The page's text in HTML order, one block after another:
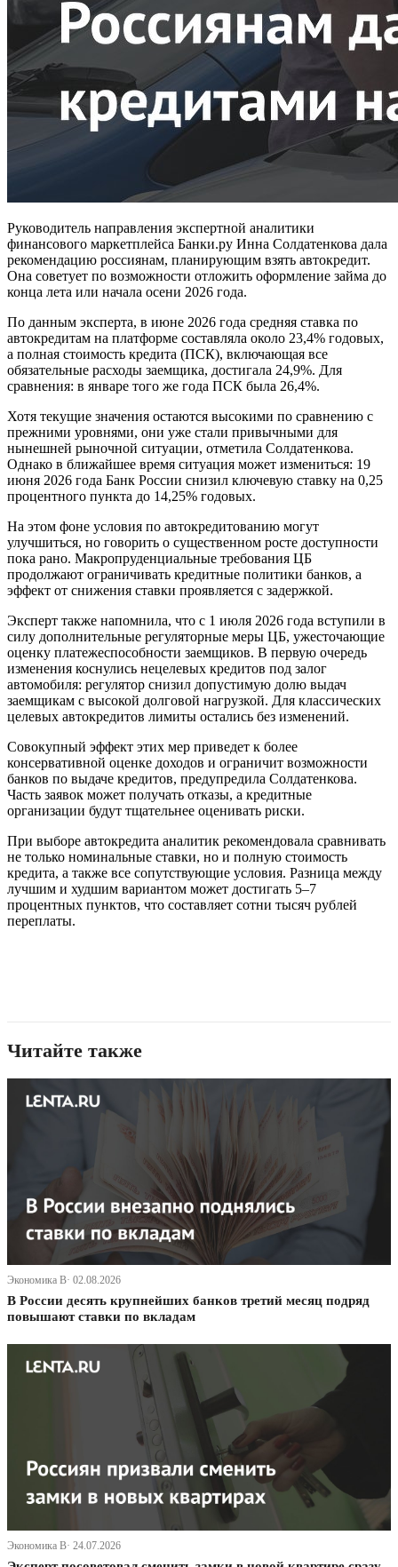
Руководитель направления экспертной аналитики
финансового маркетплейса Банки.ру Инна Солдатенкова дала
рекомендацию россиянам, планирующим взять автокредит.
Она советует по возможности отложить оформление займа до
конца лета или начала осени 2026 года.
По данным эксперта, в июне 2026 года средняя ставка по
автокредитам на платформе составляла около 23,4% годовых,
а полная стоимость кредита (ПСК), включающая все
обязательные расходы заемщика, достигала 24,9%. Для
сравнения: в январе того же года ПСК была 26,4%.
Хотя текущие значения остаются высокими по сравнению с
прежними уровнями, они уже стали привычными для
нынешней рыночной ситуации, отметила Солдатенкова.
Однако в ближайшее время ситуация может измениться: 19
июня 2026 года Банк России снизил ключевую ставку на 0,25
процентного пункта до 14,25% годовых.
На этом фоне условия по автокредитованию могут
улучшиться, но говорить о существенном росте доступности
пока рано. Макропруденциальные требования ЦБ
продолжают ограничивать кредитные политики банков, а
эффект от снижения ставки проявляется с задержкой.
Эксперт также напомнила, что с 1 июля 2026 года вступили в
силу дополнительные регуляторные меры ЦБ, ужесточающие
оценку платежеспособности заемщиков. В первую очередь
изменения коснулись нецелевых кредитов под залог
автомобиля: регулятор снизил допустимую долю выдач
заемщикам с высокой долговой нагрузкой. Для классических
целевых автокредитов лимиты остались без изменений.
Совокупный эффект этих мер приведет к более
консервативной оценке доходов и ограничит возможности
банков по выдаче кредитов, предупредила Солдатенкова.
Часть заявок может получать отказы, а кредитные
организации будут тщательнее оценивать риски.
При выборе автокредита аналитик рекомендовала сравнивать
не только номинальные ставки, но и полную стоимость
кредита, а также все сопутствующие условия. Разница между
лучшим и худшим вариантом может достигать 5–7
процентных пунктов, что составляет сотни тысяч рублей
переплаты.
Читайте также
Экономика В· 02.08.2026
В России десять крупнейших банков третий месяц подряд
повышают ставки по вкладам
Экономика В· 24.07.2026